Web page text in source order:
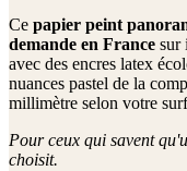
Ce papier peint
demande en France sur
avec des encres latex
nuances pastel de la
millimètre selon votre
Pour ceux qui savent
choisit.